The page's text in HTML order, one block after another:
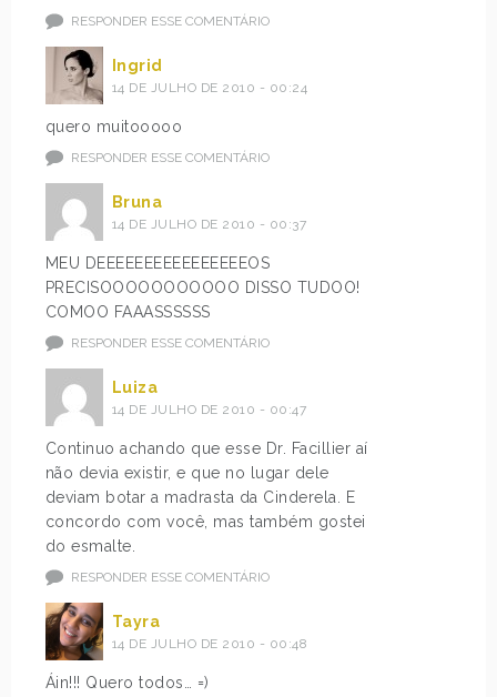
RESPONDER ESSE COMENTÁRIO
Ingrid
14 DE JULHO DE 2010 - 00:24
quero muitooooo
RESPONDER ESSE COMENTÁRIO
Bruna
14 DE JULHO DE 2010 - 00:37
MEU DEEEEEEEEEEEEEEEEOS
PRECISOOOOOOOOOOO DISSO TUDOO!
COMOO FAAASSSSSS
RESPONDER ESSE COMENTÁRIO
Luiza
14 DE JULHO DE 2010 - 00:47
Continuo achando que esse Dr. Facillier aí
não devia existir, e que no lugar dele
deviam botar a madrasta da Cinderela. E
concordo com você, mas também gostei
do esmalte.
RESPONDER ESSE COMENTÁRIO
Tayra
14 DE JULHO DE 2010 - 00:48
Áin!!! Quero todos… =)